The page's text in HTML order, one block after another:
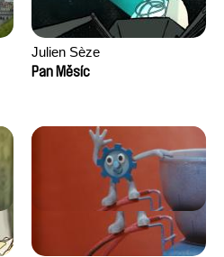
Julien Sèze
Pan Měsíc